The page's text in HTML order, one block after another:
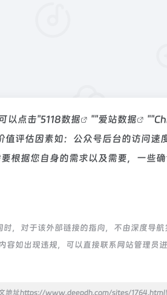
以点击"5118数据 ""爱站数据 ""
评估因素如：公众号后台的访问速
根据您自身的需求以及需要，一些
，对于该外部链接的指向，不由深度导航
如出现违规，可以直接联系网站管理员
地址https://www.deepdh.com/sites/1764.html